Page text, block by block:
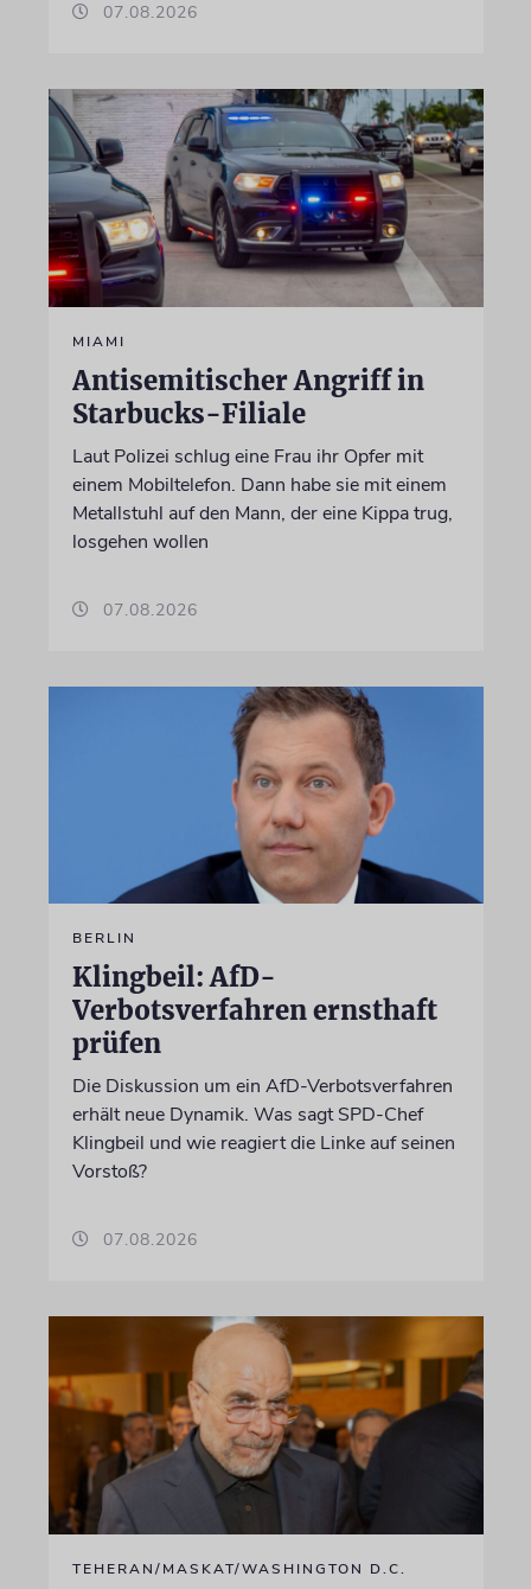
07.08.2026
MIAMI
Antisemitischer Angriff in
Starbucks-Filiale
Laut Polizei schlug eine Frau ihr Opfer mit
einem Mobiltelefon. Dann habe sie mit einem
Metallstuhl auf den Mann, der eine Kippa trug,
losgehen wollen
07.08.2026
BERLIN
Klingbeil: AfD-
Verbotsverfahren ernsthaft
prüfen
Die Diskussion um ein AfD-Verbotsverfahren
erhält neue Dynamik. Was sagt SPD-Chef
Klingbeil und wie reagiert die Linke auf seinen
Vorstoß?
07.08.2026
TEHERAN/MASKAT/WASHINGTON D.C.